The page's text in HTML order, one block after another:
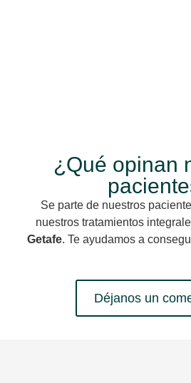
¿Qué opinan
Se parte de nuestros
nuestros tratamientos
Getafe. Te ayudamos a
Déjanos un